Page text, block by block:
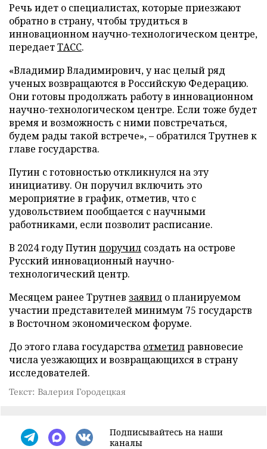
Речь идет о специалистах, которые приезжают
обратно в страну, чтобы трудиться в
инновационном научно-технологическом центре,
передаетТАСС.
«Владимир Владимирович, у нас целый ряд
ученых возвращаются в Российскую Федерацию.
Они готовы продолжать работу в инновационном
научно-технологическом центре. Если тоже будет
время и возможность с ними повстречаться,
будем рады такой встрече», – обратился Трутнев к
главе государства.
Путин с готовностью откликнулся на эту
инициативу. Он поручил включить это
мероприятие в график, отметив, что с
удовольствием пообщается с научными
работниками, если позволит расписание.
В 2024 году Путин поручил создать на острове
Русский инновационный научно-
технологический центр.
Месяцем ранее Трутнев заявил о планируемом
участии представителей минимум 75 государств
в Восточном экономическом форуме.
До этого глава государства отметилравновесие
числа уезжающих и возвращающихся в страну
исследователей.
Текст: Валерия Городецкая
Подписывайтесь на наши
каналы